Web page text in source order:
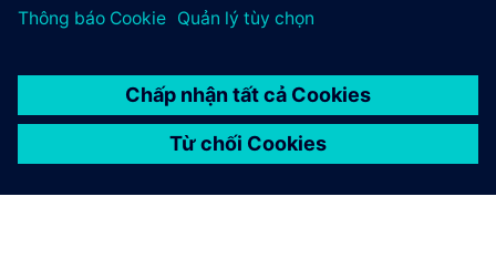
Hall Designs cung cấp các dịch vụ thiết kế, sửa chữa và kỹ
tưởng và mẫu thành các định dạng CAD sẵn sàng cho sản
xuất. Tìm hiểu cách họ giảm thời gian sửa đổi sản phẩm từ
20 đến 25 phần trăm.